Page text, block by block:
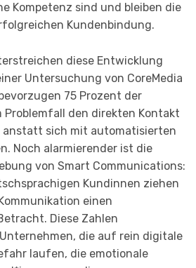
Kompetenz sind und bleiben die
Kundenbindung.
diese Entwicklung
Untersuchung von CoreMedia
75 Prozent der
Problemfall den direkten Kontakt
anstatt sich mit automatisierten
Noch alarmierender ist die
von Smart Communications:
Kundinnen ziehen
einen
Diese Zahlen
die auf rein digitale
laufen, die emotionale